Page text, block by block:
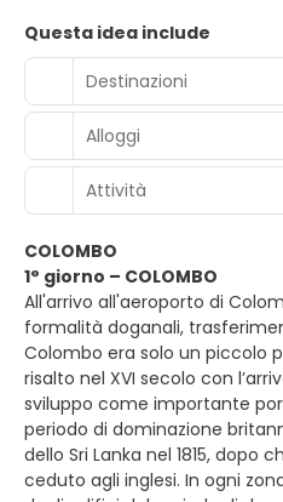
Questa idea include
Destinazioni
Alloggi
Attività
COLOMBO
1° giorno – COLOMBO
All'arrivo all'aeroporto di
formalità doganali,
Colombo era solo un piccolo
risalto nel XVI secolo con
sviluppo come importante
periodo di dominazione
dello Sri Lanka nel 1815, dopo
ceduto agli inglesi. In ogni